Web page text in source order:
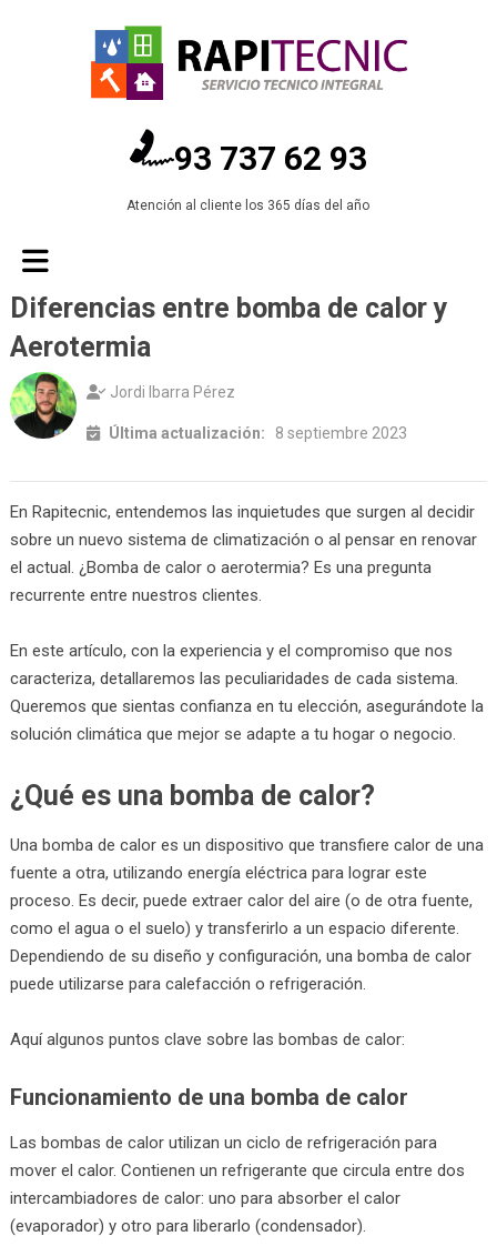
93 737 62 93
Atención al cliente los 365 días del año
Diferencias entre bomba de calor y
Aerotermia
Jordi Ibarra Pérez
Última actualización: 8 septiembre 2023
En Rapitecnic, entendemos las inquietudes que surgen al decidir
sobre un nuevo sistema de climatización o al pensar en renovar
el actual. ¿Bomba de calor o aerotermia? Es una pregunta
recurrente entre nuestros clientes.
En este artículo, con la experiencia y el compromiso que nos
caracteriza, detallaremos las peculiaridades de cada sistema.
Queremos que sientas confianza en tu elección, asegurándote la
solución climática que mejor se adapte a tu hogar o negocio.
¿Qué es una bomba de calor?
Una bomba de calor es un dispositivo que transfiere calor de una
fuente a otra, utilizando energía eléctrica para lograr este
proceso. Es decir, puede extraer calor del aire (o de otra fuente,
como el agua o el suelo) y transferirlo a un espacio diferente.
Dependiendo de su diseño y configuración, una bomba de calor
puede utilizarse para calefacción o refrigeración.
Aquí algunos puntos clave sobre las bombas de calor:
Funcionamiento de una bomba de calor
Las bombas de calor utilizan un ciclo de refrigeración para
mover el calor. Contienen un refrigerante que circula entre dos
intercambiadores de calor: uno para absorber el calor
(evaporador) y otro para liberarlo (condensador).